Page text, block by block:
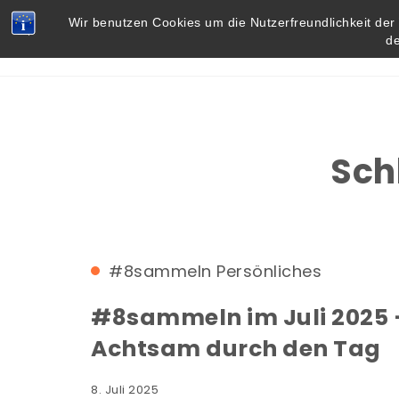
Wir benutzen Cookies um die Nutzerfreundlichkeit
Skip to content Vielbegabt.de
#8sammeln Persönliches
#8sammeln im Juli 2025
Achtsam durch den Tag
8. Juli 2025